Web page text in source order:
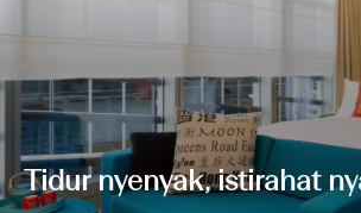
Tidur nyenyak, istirahat